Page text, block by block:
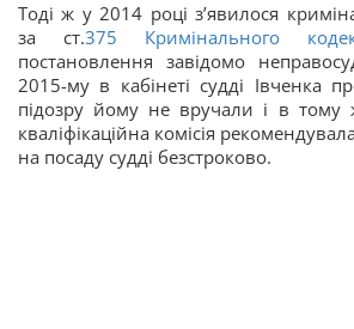
Тоді ж у 2014 році зʼявилося
за ст.375 Кримінального
постановлення завідомо
2015-му в кабінеті судді Івченка
підозру йому не вручали і в
кваліфікаційна комісія
на посаду судді безстроково.